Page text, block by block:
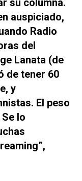
su columna.
auspiciado,
Radio
del
Lanata (de
de tener 60
y
El peso
lo